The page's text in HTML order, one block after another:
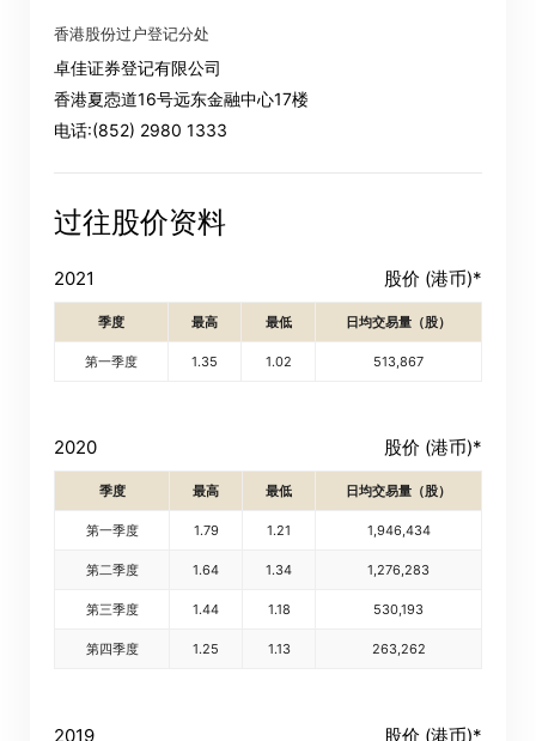
香港股份过户登记分处
卓佳证券登记有限公司
香港夏悫道16号远东金融中心17楼
电话:(852) 2980 1333
过往股价资料
2021 股价 (港币)*
季度 最高 最低 日均交易量（股）
第一季度 1.35 1.02 513,867
2020 股价 (港币)*
季度 最高 最低 日均交易量（股）
第一季度 1.79 1.21 1,946,434
第二季度 1.64 1.34 1,276,283
第三季度 1.44 1.18 530,193
第四季度 1.25 1.13 263,262
2019 股价 (港币)*
阁下可透过以下由卓佳*提供服务的网站查看新世界百货中
国有限公司(「本公司」)的相关资讯。本公司概不负责及不
保证通过以下网站所提供的任何资讯或服务的完整性、准
确性或及时性。